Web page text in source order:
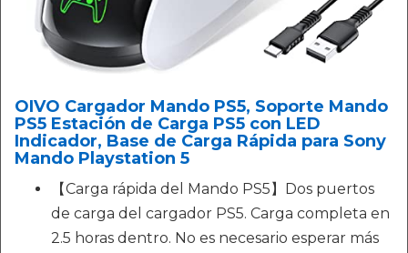
OIVO Cargador Mando PS5, Soporte Mando
PS5 Estación de Carga PS5 con LED
Indicador, Base de Carga Rápida para Sony
Mando Playstation 5
【Carga rápida del Mando PS5】Dos puertos
de carga del cargador PS5. Carga completa en
2.5 horas dentro. No es necesario esperar más